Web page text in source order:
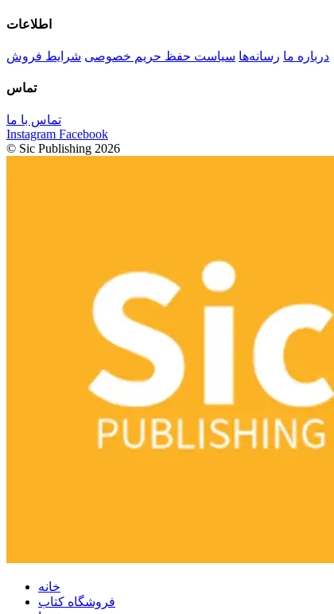
اطلاعات
درباره ما رسانه‌ها سیاست حفظ حریم خصوصی شرایط فروش
تماس
تماس با ما
Instagram Facebook
© Sic Publishing 2026
خانه
فروشگاه کتاب